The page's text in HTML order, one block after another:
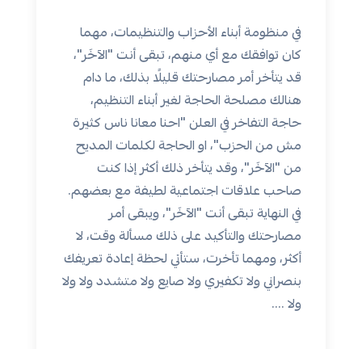
في منظومة أبناء الأحزاب والتنظيمات، مهما
كان توافقك مع أي منهم، تبقى أنت "الآخَر"،
قد يتأخر أمر مصارحتك قليلًا بذلك، ما دام
هنالك مصلحة الحاجة لغير أبناء التنظيم،
حاجة التفاخر في العلن "احنا معانا ناس كثيرة
مش من الحزب"، او الحاجة لكلمات المديح
من "الآخَر"، وقد يتأخر ذلك أكثر إذا كنت
صاحب علاقات اجتماعية لطيفة مع بعضهم.
في النهاية تبقى أنت "الآخَر"، ويبقى أمر
مصارحتك والتأكيد على ذلك مسألة وقت، لا
أكثر، ومهما تأخرت، ستأتي لحظة إعادة تعريفك
بنصراني ولا تكفيري ولا صايع ولا متشدد ولا ولا
ولا ....